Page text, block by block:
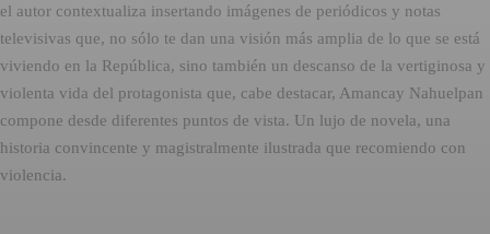
el autor contextualiza insertando imágenes de periódicos y notas
televisivas que, no sólo te dan una visión más amplia de lo que se está
viviendo en la República, sino también un descanso de la vertiginosa y
violenta vida del protagonista que, cabe destacar, Amancay Nahuelpan
compone desde diferentes puntos de vista. Un lujo de novela, una
historia convincente y magistralmente ilustrada que recomiendo con
violencia.